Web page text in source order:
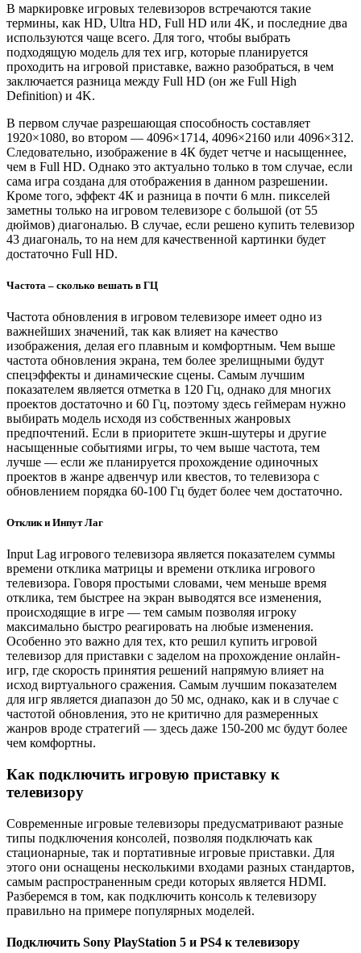
В маркировке игровых телевизоров встречаются такие
термины, как HD, Ultra HD, Full HD или 4K, и последние два
используются чаще всего. Для того, чтобы выбрать
подходящую модель для тех игр, которые планируется
проходить на игровой приставке, важно разобраться, в чем
заключается разница между Full HD (он же Full High
Definition) и 4K.
В первом случае разрешающая способность составляет
1920×1080, во втором — 4096×1714, 4096×2160 или 4096×312.
Следовательно, изображение в 4К будет четче и насыщеннее,
чем в Full HD. Однако это актуально только в том случае, если
сама игра создана для отображения в данном разрешении.
Кроме того, эффект 4К и разница в почти 6 млн. пикселей
заметны только на игровом телевизоре с большой (от 55
дюймов) диагональю. В случае, если решено купить телевизор
43 диагональ, то на нем для качественной картинки будет
достаточно Full HD.
Частота – сколько вешать в ГЦ
Частота обновления в игровом телевизоре имеет одно из
важнейших значений, так как влияет на качество
изображения, делая его плавным и комфортным. Чем выше
частота обновления экрана, тем более зрелищными будут
спецэффекты и динамические сцены. Самым лучшим
показателем является отметка в 120 Гц, однако для многих
проектов достаточно и 60 Гц, поэтому здесь геймерам нужно
выбирать модель исходя из собственных жанровых
предпочтений. Если в приоритете экшн-шутеры и другие
насыщенные событиями игры, то чем выше частота, тем
лучше — если же планируется прохождение одиночных
проектов в жанре адвенчур или квестов, то телевизора с
обновлением порядка 60-100 Гц будет более чем достаточно.
Отклик и Инпут Лаг
Input Lag игрового телевизора является показателем суммы
времени отклика матрицы и времени отклика игрового
телевизора. Говоря простыми словами, чем меньше время
отклика, тем быстрее на экран выводятся все изменения,
происходящие в игре — тем самым позволяя игроку
максимально быстро реагировать на любые изменения.
Особенно это важно для тех, кто решил купить игровой
телевизор для приставки с заделом на прохождение онлайн-
игр, где скорость принятия решений напрямую влияет на
исход виртуального сражения. Самым лучшим показателем
для игр является диапазон до 50 мс, однако, как и в случае с
частотой обновления, это не критично для размеренных
жанров вроде стратегий — здесь даже 150-200 мс будут более
чем комфортны.
Как подключить игровую приставку к
телевизору
Современные игровые телевизоры предусматривают разные
типы подключения консолей, позволяя подключать как
стационарные, так и портативные игровые приставки. Для
этого они оснащены несколькими входами разных стандартов,
самым распространенным среди которых является HDMI.
Разберемся в том, как подключить консоль к телевизору
правильно на примере популярных моделей.
Подключить Sony PlayStation 5 и PS4 к телевизору